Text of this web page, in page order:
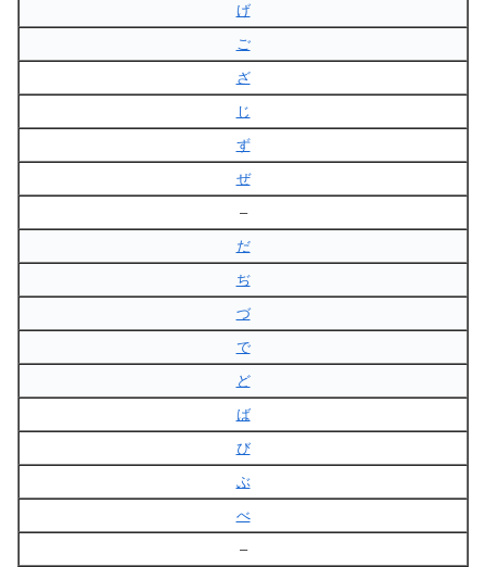
げ
ご
ざ
じ
ず
ぜ
–
だ
ぢ
づ
で
ど
ば
び
ぶ
べ
–